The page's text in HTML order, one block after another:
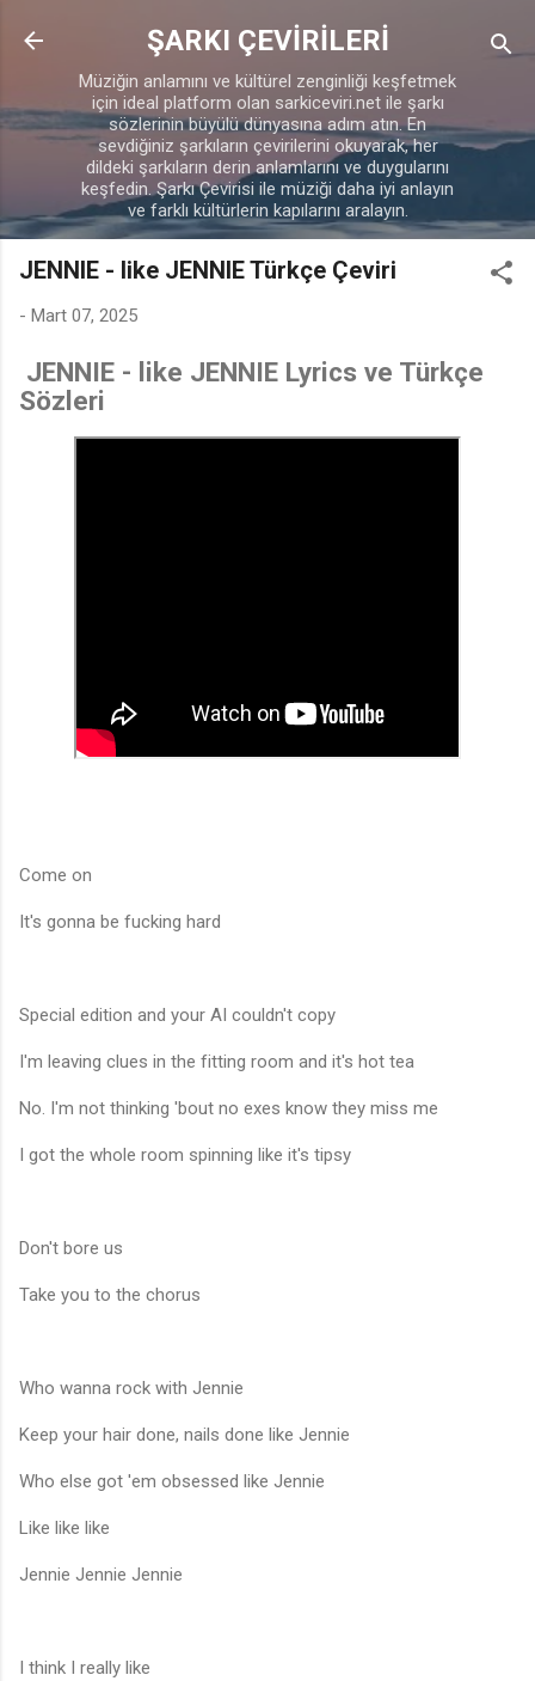
Ana içeriğe atla
ŞARKI ÇEVİRİLERİ
Müziğin anlamını ve kültürel zenginliği keşfetmek
için ideal platform olan sarkiceviri.net ile şarkı
sözlerinin büyülü dünyasına adım atın. En
sevdiğiniz şarkıların çevirilerini okuyarak, her
dildeki şarkıların derin anlamlarını ve duygularını
keşfedin. Şarkı Çevirisi ile müziği daha iyi anlayın
ve farklı kültürlerin kapılarını aralayın.
JENNIE - like JENNIE Türkçe Çeviri
- Mart 07, 2025
JENNIE - like JENNIE Lyrics ve Türkçe
Sözleri
Come on
It's gonna be fucking hard
Special edition and your AI couldn't copy
I'm leaving clues in the fitting room and it's hot tea
No. I'm not thinking 'bout no exes know they miss me
I got the whole room spinning like it's tipsy
Don't bore us
Take you to the chorus
Who wanna rock with Jennie
Keep your hair done, nails done like Jennie
Who else got 'em obsessed like Jennie
Like like like
Jennie Jennie Jennie
I think I really like